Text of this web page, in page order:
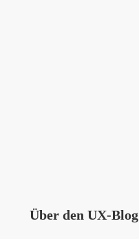
Über den UX-Blog